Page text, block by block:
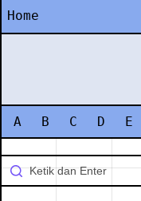
Home
A B C D E